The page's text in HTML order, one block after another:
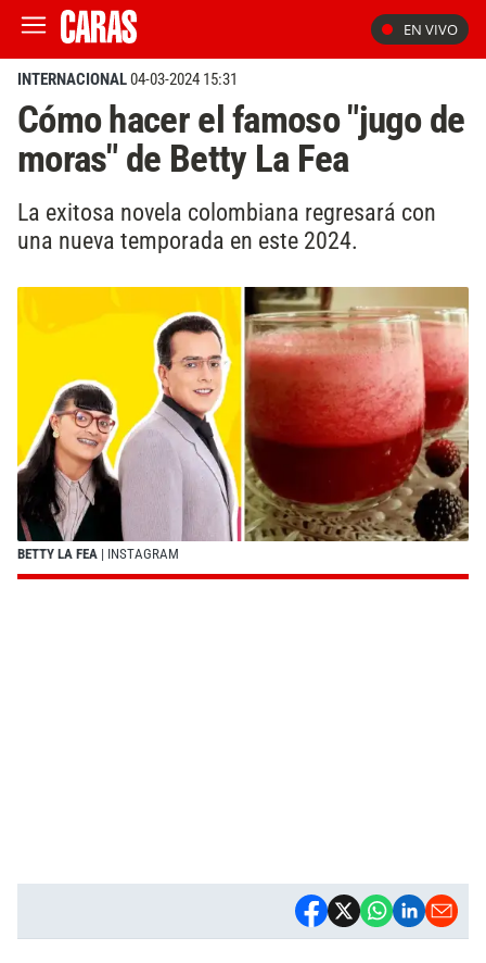
EN VIVO
INTERNACIONAL04-03-2024 15:31
Cómo hacer el famoso "jugo de
moras" de Betty La Fea
La exitosa novela colombiana regresará con
una nueva temporada en este 2024.
BETTY LA FEA | INSTAGRAM